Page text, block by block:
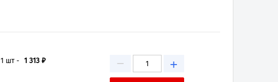
1 шт - 1 313 ₽ − +